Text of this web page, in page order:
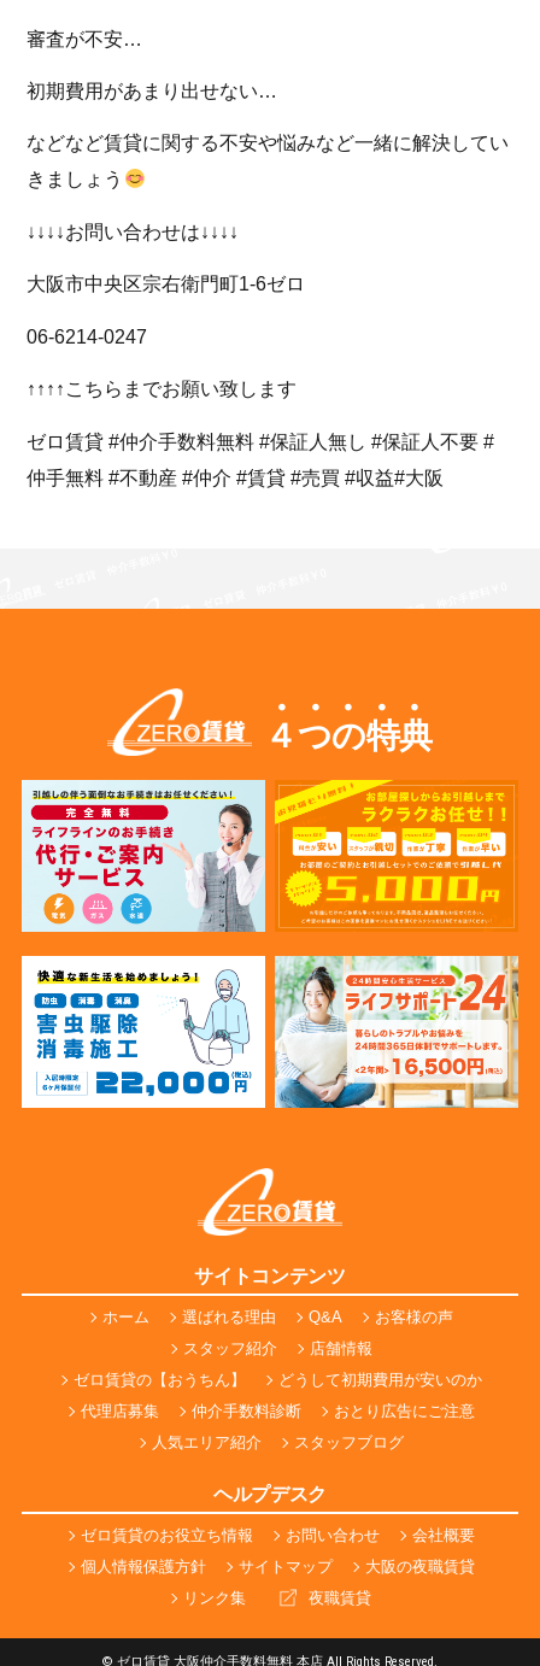
審査が不安…
初期費用があまり出せない…
などなど賃貸に関する不安や悩みなど一緒に解決してい
きましょう
↓↓↓↓お問い合わせは↓↓↓↓
大阪市中央区宗右衛門町1-6ゼロ
06-6214-0247
↑↑↑↑こちらまでお願い致します
ゼロ賃貸 #仲介手数料無料 #保証人無し #保証人不要 #
仲手無料 #不動産 #仲介 #賃貸 #売買 #収益#大阪
４つの特典
サイトコンテンツ
ホーム 選ばれる理由 Q&A
お客様の声
スタッフ紹介
店舗情報
ゼロ賃貸の【おうちん】
どうして初期費用が安いのか
代理店募集
仲介手数料診断
おとり広告にご注意
人気エリア紹介
スタッフブログ
ヘルプデスク
ゼロ賃貸のお役立ち情報 お問い合わせ
会社概要
個人情報保護方針
サイトマップ
大阪の夜職賃貸
リンク集
夜職賃貸
© ゼロ賃貸 大阪仲介手数料無料 本店 All Rights Reserved.